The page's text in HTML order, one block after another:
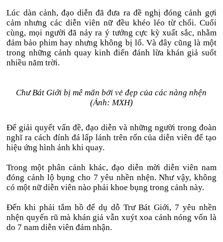
Lúc dàn cảnh, đạo diễn đã đưa ra đề nghị đóng cảnh gợi
cảm nhưng các diễn viên nữ đều khéo léo từ chối. Cuối
cùng, mọi người đã nảy ra ý tưởng cực kỳ xuất sắc, nhằm
đảm bảo phim hay nhưng không bị lố. Và đây cũng là một
trong những cảnh quay kinh điển đánh lừa khán giả suốt
nhiều năm trời.
Chư Bát Giới bị mê mẩn bởi vẻ đẹp của các nàng nhện
(Ảnh: MXH)
Để giải quyết vấn đề, đạo diễn và những người trong đoàn
nghĩ ra cách đính đá lấp lánh trên rốn của diễn viên để tạo
hiệu ứng hình ảnh khi quay.
Trong một phân cảnh khác, đạo diễn mời diễn viên nam
đóng cảnh lộ bụng cho 7 yêu nhền nhện. Như vậy, không
có một nữ diễn viên nào phải khoe bụng trong cảnh này.
Đến khi phải tắm hồ để dụ dỗ Trư Bát Giới, 7 yêu nhền
nhện quyến rũ mà khán giả vẫn xuýt xoa cảnh nóng vốn là
do 7 nam diễn viên đảm nhận.